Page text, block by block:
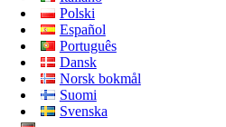
Polski
Español
Português
Dansk
Norsk bokmål
Suomi
Svenska